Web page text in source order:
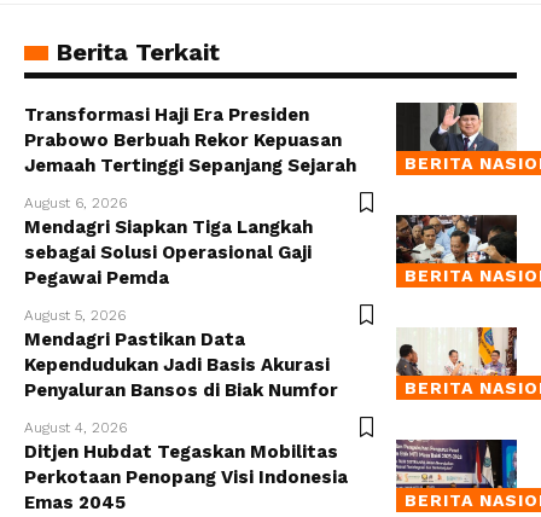
Berita Terkait
BERITA
Transformasi Haji Era Presiden
Prabowo Berbuah Rekor Kepuasan
Jemaah Tertinggi Sepanjang Sejarah
August 6, 2026
BERITA
Mendagri Siapkan Tiga Langkah
sebagai Solusi Operasional Gaji
Pegawai Pemda
August 5, 2026
BERITA
Mendagri Pastikan Data
Kependudukan Jadi Basis Akurasi
Penyaluran Bansos di Biak Numfor
August 4, 2026
BERITA
Ditjen Hubdat Tegaskan Mobilitas
Perkotaan Penopang Visi Indonesia
Emas 2045